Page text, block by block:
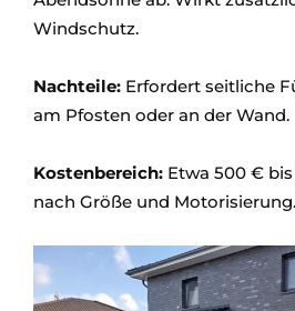
Windschutz.
Nachteile: Erfordert seitliche
am Pfosten oder an der Wand.
Kostenbereich: Etwa 500 €
nach Größe und Motorisierung.